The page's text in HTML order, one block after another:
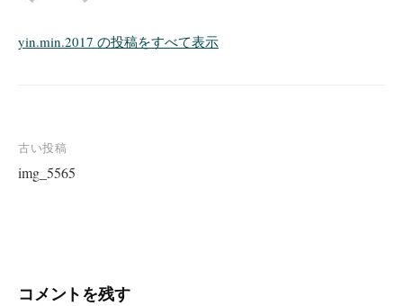
yin.min.2017 の投稿をすべて表示
投
稿
ー
古い投稿
img_5565
コメントを残す